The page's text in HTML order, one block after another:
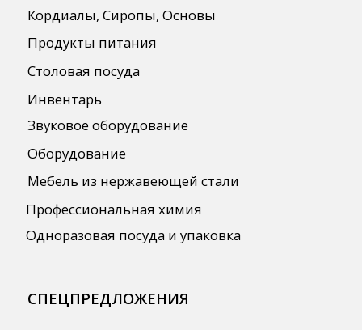
Политика конфиденциальности
Согласие на обработку персональных
данных